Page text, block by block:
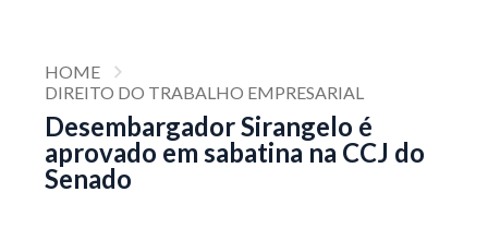
HOME
DIREITO DO TRABALHO EMPRESARIAL
Desembargador Sirangelo é
aprovado em sabatina na CCJ do
Senado